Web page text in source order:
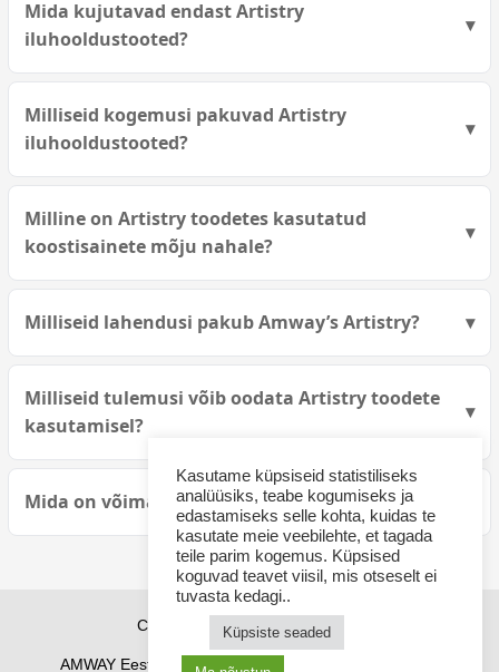
Mida kujutavad endast Artistry
iluhooldustooted?
Milliseid kogemusi pakuvad Artistry
iluhooldustooted?
Milline on Artistry toodetes kasutatud
koostisainete mõju nahale?
Milliseid lahendusi pakub Amway’s Artistry?
Milliseid tulemusi võib oodata Artistry toodete
kasutamisel?
Mida on võimalik saavutada Artistry toodetega?
Copyright © 2026 sponsor21.ee
AMWAY Eestis AMWAY tooted
Kasutame küpsiseid statistiliseks
analüüsiks, teabe kogumiseks ja
edastamiseks selle kohta, kuidas te
kasutate meie veebilehte, et tagada
teile parim kogemus. Küpsised
koguvad teavet viisil, mis otseselt ei
tuvasta kedagi..
Küpsiste seaded